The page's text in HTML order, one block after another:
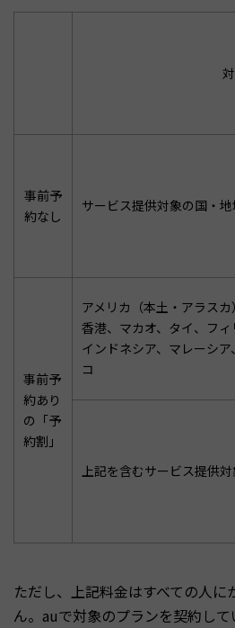
事前予
約なし
サービス提供対象の国・地
事前予
約あり
の「予
約割」
アメリカ（本土・アラス
香港、マカオ、タイ、フ
インドネシア、マレーシ
コ
上記を含むサービス提供
ただし、上記料金はすべての人に
ん。auで対象のプランを契約し